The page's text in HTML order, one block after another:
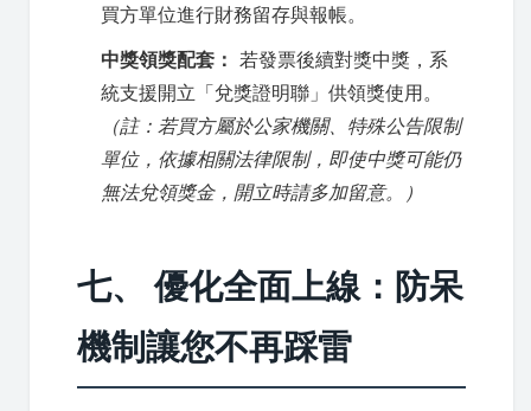
買方單位進行財務留存與報帳。
中獎領獎配套： 若發票後續對獎中獎，系
統支援開立「兌獎證明聯」供領獎使用。
（註：若買方屬於公家機關、特殊公告限制
單位，依據相關法律限制，即使中獎可能仍
無法兌領獎金，開立時請多加留意。）
七、 優化全面上線：防呆
機制讓您不再踩雷